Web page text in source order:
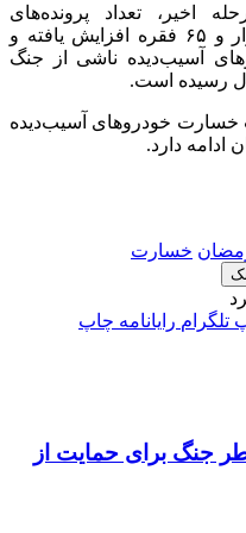
اخیر، تعداد پرونده‌های
خسارت‌دیده پرداخت‌شده به ۲۰ هزار و ۶۵ فقره افزایش یافته و
آسیب‌دیده ناشی از جنگ
خسارت خودروهای آسیب‌دیده
ادامه دارد.
خسارت
تلگرام رایانامه چاپ
جنگ برای حمایت از